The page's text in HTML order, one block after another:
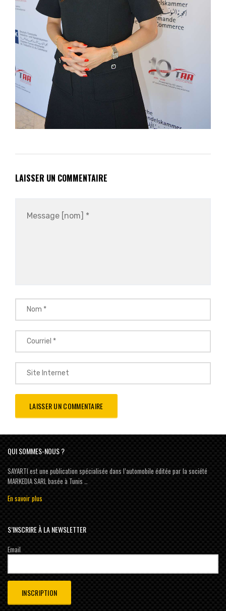
LAISSER UN COMMENTAIRE
QUI SOMMES-NOUS ?
SAYARTI est une publication spécialisée dans l’automobile éditée par la société
MARKEDIA SARL basée à Tunis …
En savoir plus
S’INSCRIRE À LA NEWSLETTER
Email